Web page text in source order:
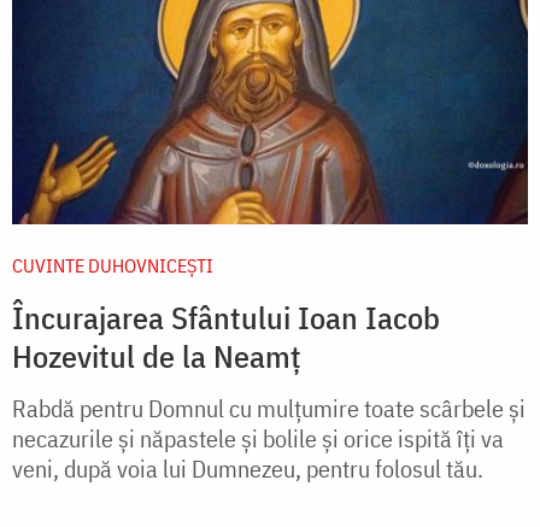
CUVINTE DUHOVNICEȘTI
Încurajarea Sfântului Ioan Iacob
Hozevitul de la Neamț
Rabdă pentru Domnul cu mulțumire toate scârbele și
necazurile și năpastele și bolile și orice ispită îți va
veni, după voia lui Dumnezeu, pentru folosul tău.